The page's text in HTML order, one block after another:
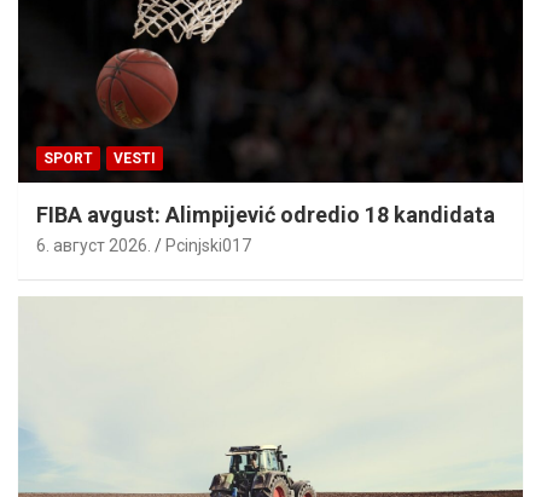
SPORT VESTI
FIBA avgust: Alimpijević odredio 18 kandidata
6. август 2026. Pcinjski017